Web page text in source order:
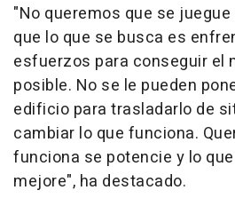
"No queremos que se
que lo que se busca es
esfuerzos para conseguir el
posible. No se le pueden
edificio para trasladarlo de
cambiar lo que funciona.
funciona se potencie y lo
mejore", ha destacado.